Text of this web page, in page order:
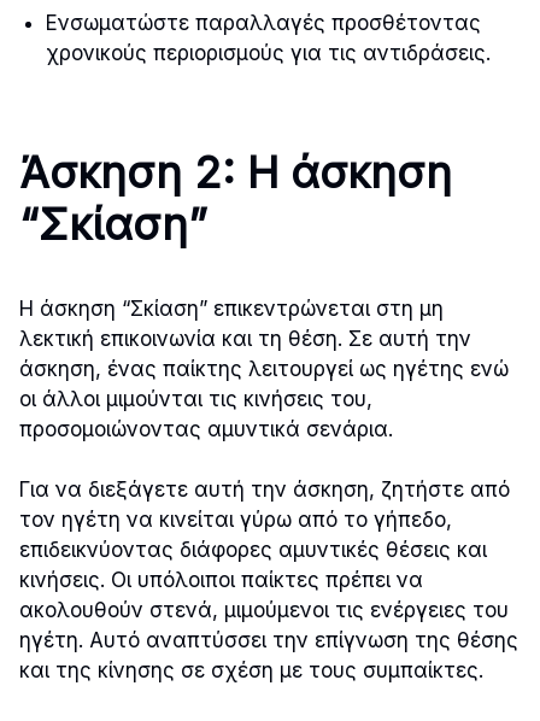
Ενσωματώστε παραλλαγές προσθέτοντας
χρονικούς περιορισμούς για τις αντιδράσεις.
Άσκηση 2: Η άσκηση
“Σκίαση”
Η άσκηση “Σκίαση” επικεντρώνεται στη μη
λεκτική επικοινωνία και τη θέση. Σε αυτή την
άσκηση, ένας παίκτης λειτουργεί ως ηγέτης ενώ
οι άλλοι μιμούνται τις κινήσεις του,
προσομοιώνοντας αμυντικά σενάρια.
Για να διεξάγετε αυτή την άσκηση, ζητήστε από
τον ηγέτη να κινείται γύρω από το γήπεδο,
επιδεικνύοντας διάφορες αμυντικές θέσεις και
κινήσεις. Οι υπόλοιποι παίκτες πρέπει να
ακολουθούν στενά, μιμούμενοι τις ενέργειες του
ηγέτη. Αυτό αναπτύσσει την επίγνωση της θέσης
και της κίνησης σε σχέση με τους συμπαίκτες.